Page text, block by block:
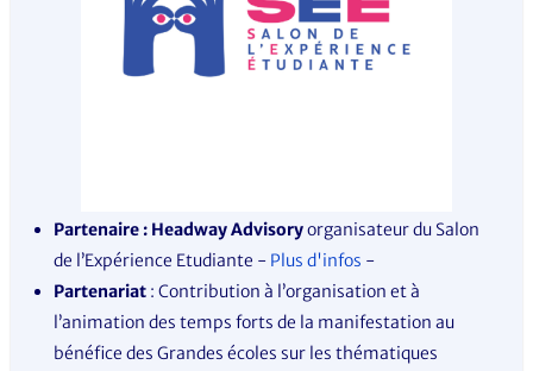
Partenaire : Headway Advisoryorganisateur du Salon
de l’Expérience Etudiante - Plus d'infos -
Partenariat : Contribution à l’organisation et à
l’animation des temps forts de la manifestation au
bénéfice des Grandes écoles sur les thématiques